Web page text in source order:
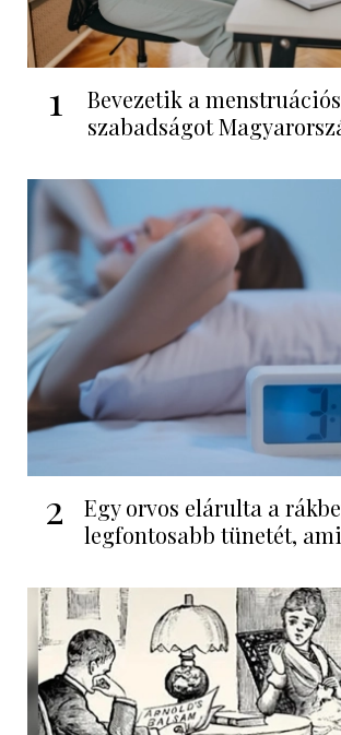
1
Bevezetik a menstruációs
szabadságot
2
Egy orvos elárulta a
legfontosabb tünetét,